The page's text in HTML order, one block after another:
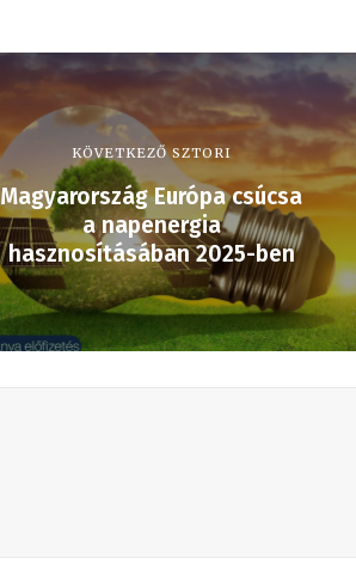
KÖVETKEZŐ SZTORI
Magyarország Európa csúcsa
a napenergia
hasznosításában 2025-ben